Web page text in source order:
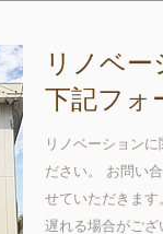
リノベ
下記フォ
リノベーション
ださい。 お問い
せていただきま
遅れる場合がござ